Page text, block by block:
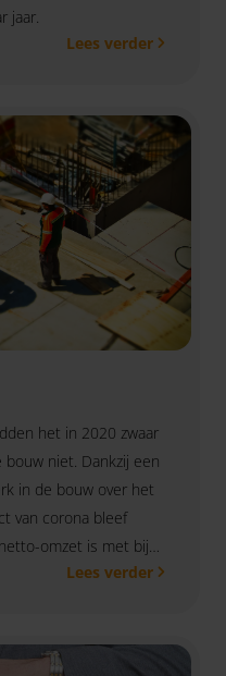
jaar.
Lees verder
het in 2020 zwaar
niet. Dankzij een
in de bouw over het
van corona bleef
omzet is met bijna
deed de bouw het
De ontwikkeling
Lees verder